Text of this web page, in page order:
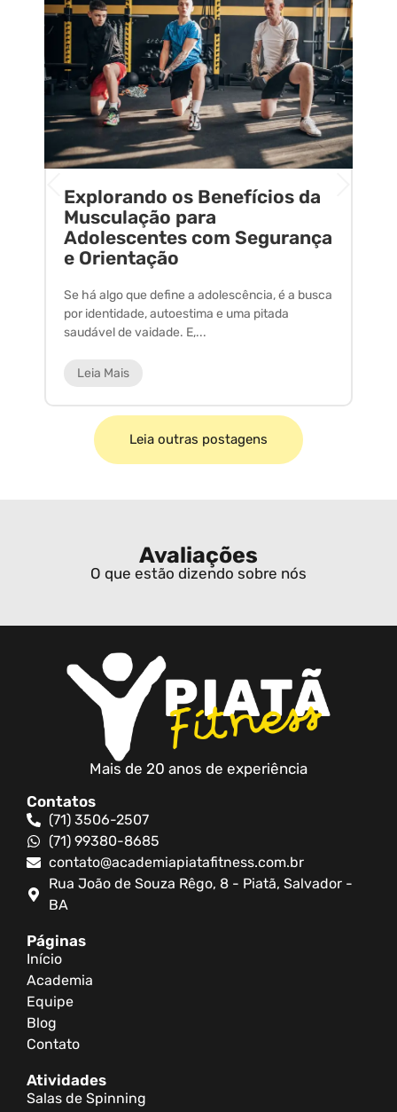
Explorando os Benefícios da
Musculação para
Adolescentes com Segurança
e Orientação
Se há algo que define a adolescência, é a busca
por identidade, autoestima e uma pitada
saudável de vaidade. E,...
Leia Mais
Leia outras postagens
Avaliações
O que estão dizendo sobre nós
Mais de 20 anos de experiência
Contatos
(71) 3506-2507
(71) 99380-8685
contato@academiapiatafitness.com.br
Rua João de Souza Rêgo, 8 - Piatã, Salvador -
BA
Páginas
Início
Academia
Equipe
Blog
Contato
Atividades
Salas de Spinning